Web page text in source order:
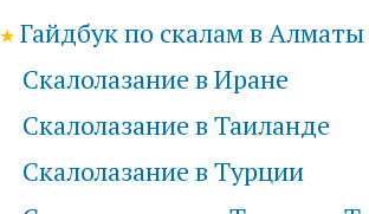
Гайдбук по скалам в Алматы
Скалолазание в Иране
Скалолазание в Таиланде
Скалолазание в Турции